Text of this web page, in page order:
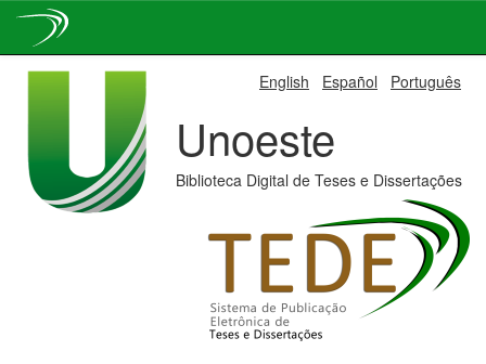
English Español Português
Unoeste
Biblioteca Digital de Teses e Dissertações